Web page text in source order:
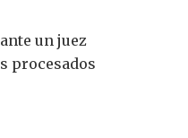
un juez
procesados